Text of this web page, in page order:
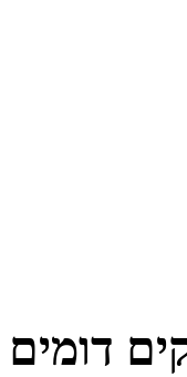
דומים